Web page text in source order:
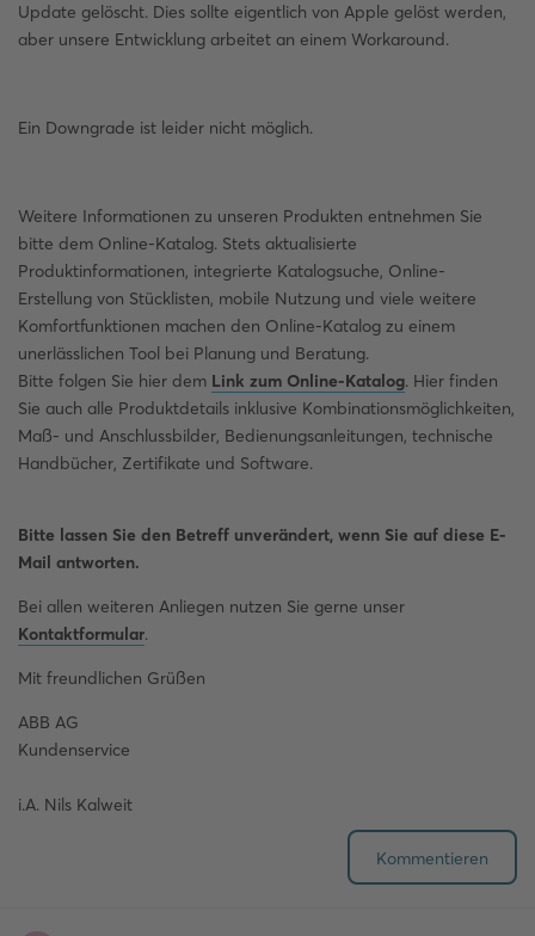
Update gelöscht. Dies sollte eigentlich von Apple gelöst werden,
aber unsere Entwicklung arbeitet an einem Workaround.
Ein Downgrade ist leider nicht möglich.
Weitere Informationen zu unseren Produkten entnehmen Sie
bitte dem Online-Katalog. Stets aktualisierte
Produktinformationen, integrierte Katalogsuche, Online-
Erstellung von Stücklisten, mobile Nutzung und viele weitere
Komfortfunktionen machen den Online-Katalog zu einem
unerlässlichen Tool bei Planung und Beratung.
Bitte folgen Sie hier dem Link zum Online-Katalog. Hier finden
Sie auch alle Produktdetails inklusive Kombinationsmöglichkeiten,
Maß- und Anschlussbilder, Bedienungsanleitungen, technische
Handbücher, Zertifikate und Software.
Bitte lassen Sie den Betreff unverändert, wenn Sie auf diese E-
Mail antworten.
Bei allen weiteren Anliegen nutzen Sie gerne unser
Kontaktformular.
Mit freundlichen Grüßen
ABB AG
Kundenservice
i.A. Nils Kalweit
Kommentieren